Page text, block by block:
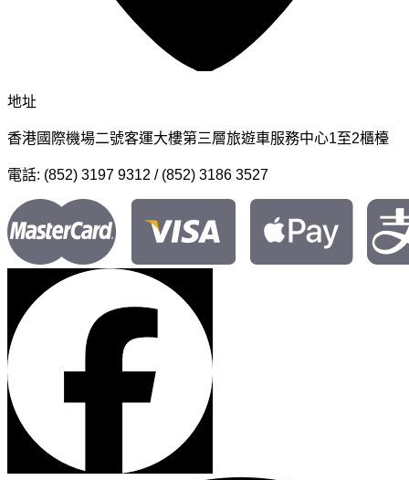
地址
香港國際機場二號客運大樓第三層旅遊車服務中心1至2櫃檯
電話: (852) 3197 9312 / (852) 3186 3527